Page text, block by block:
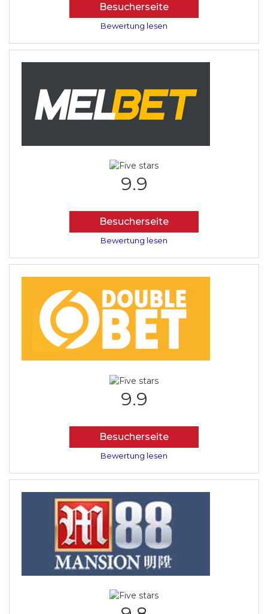
Besucherseite
Bewertung lesen
9.9
Besucherseite
Bewertung lesen
9.9
Besucherseite
Bewertung lesen